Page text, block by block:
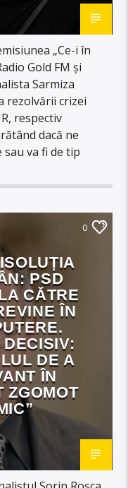
„Ce-i în
Gold FM și
Sarmiza
rezolvării crizei
respectiv
dacă ne
sau va fi de tip
0
PSD
CĂTRE
ÎN
DECISIV:
DE A
ÎN
ZGOMOT